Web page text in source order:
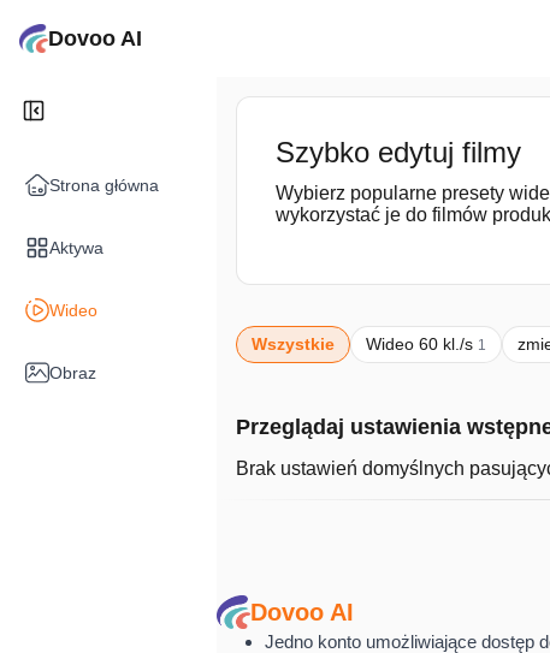
Dovoo AI
Strona główna
Aktywa
Wideo
Obraz
Szybko edytuj filmy
Wybierz popularne presety
wykorzystać je do filmów
Wszystkie Wideo 60 kl./s 1
Przeglądaj ustawienia
Brak ustawień domyślnych
Dovoo AI
Jedno konto umożliwiające dostęp